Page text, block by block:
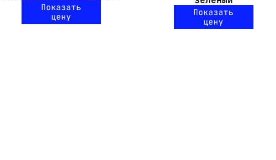
Показать
цену
Показать
цену